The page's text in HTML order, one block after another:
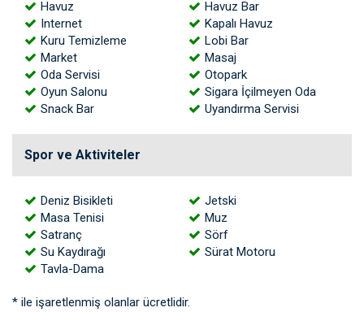
Havuz
Havuz Bar
Internet
Kapalı Havuz
Kuru Temizleme
Lobi Bar
Market
Masaj
Oda Servisi
Otopark
Oyun Salonu
Sigara İçilmeyen Oda
Snack Bar
Uyandırma Servisi
Spor ve Aktiviteler
Deniz Bisikleti
Jetski
Masa Tenisi
Muz
Satranç
Sörf
Su Kaydırağı
Sürat Motoru
Tavla-Dama
* ile işaretlenmiş olanlar ücretlidir.